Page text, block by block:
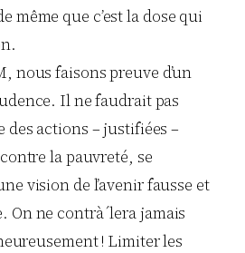
même que c’est la dose qui
nous faisons preuve d’un
Il ne faudrait pas
des actions – justifiées –
la pauvreté, se
vision de l’avenir fausse et
On ne contrà´lera jamais
! Limiter les